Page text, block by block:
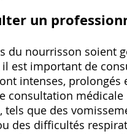
un
du nourrisson soient
est important de
intenses,
consultation
tels que des
des difficultés